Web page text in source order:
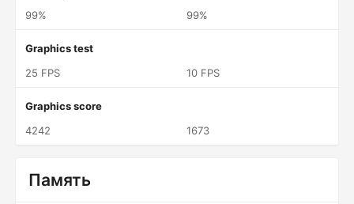
99%
99%
Graphics test
25 FPS
10 FPS
Graphics score
4242
1673
Память